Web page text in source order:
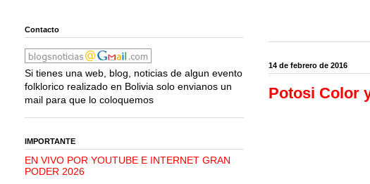
14 de febrero de 2016
Potosi Color
Contacto
Si tienes una web, blog, noticias de algun evento
folklorico realizado en Bolivia solo envianos un
mail para que lo coloquemos
IMPORTANTE
EN VIVO POR YOUTUBE E INTERNET GRAN
PODER 2026